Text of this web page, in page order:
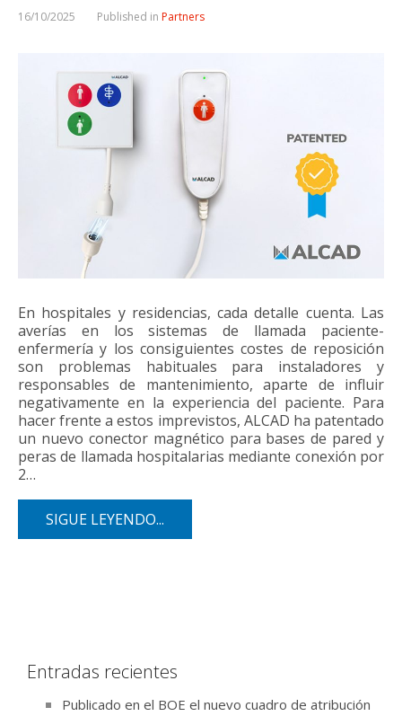
16/10/2025 Published in Partners
En hospitales y residencias, cada detalle cuenta. Las
averías en los sistemas de llamada paciente-
enfermería y los consiguientes costes de reposición
son problemas habituales para instaladores y
responsables de mantenimiento, aparte de influir
negativamente en la experiencia del paciente. Para
hacer frente a estos imprevistos, ALCAD ha patentado
un nuevo conector magnético para bases de pared y
peras de llamada hospitalarias mediante conexión por
2…
SIGUE LEYENDO...
Entradas recientes
Publicado en el BOE el nuevo cuadro de atribución